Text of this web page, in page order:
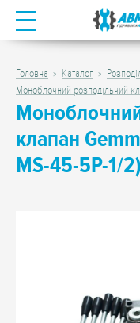
Головна Каталог
Моноблочний розподільчий
клапан
MS-45-5P-1/2)